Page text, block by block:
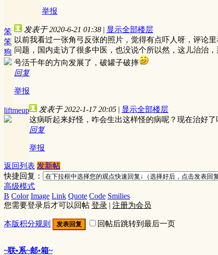
举报
笨
笨
狗
发表于 2020-6-21 01:38 | 显示全部楼层
以前我看过一张角弓反张的照片，觉得有点吓人呀，评论
问题，国内走访了很多中医，也没说个所以然，这儿治治
号活千年的方向发展了，破罐子破摔
回复
举报
liftmeup 发表于 2022-1-17 20:05 | 显示全部楼层
这病听起来好怪，咋会生出这样怪的病呢？现在治好了
回复
举报
返回列表 发新帖
快捷回复：
高级模式
B Color Image Link Quote Code Smilies
您需要登录后才可以回帖 登录 | 注册为会员
本版积分规则 发表回复 回帖后跳转到最后一页
~联•系~邮•箱~